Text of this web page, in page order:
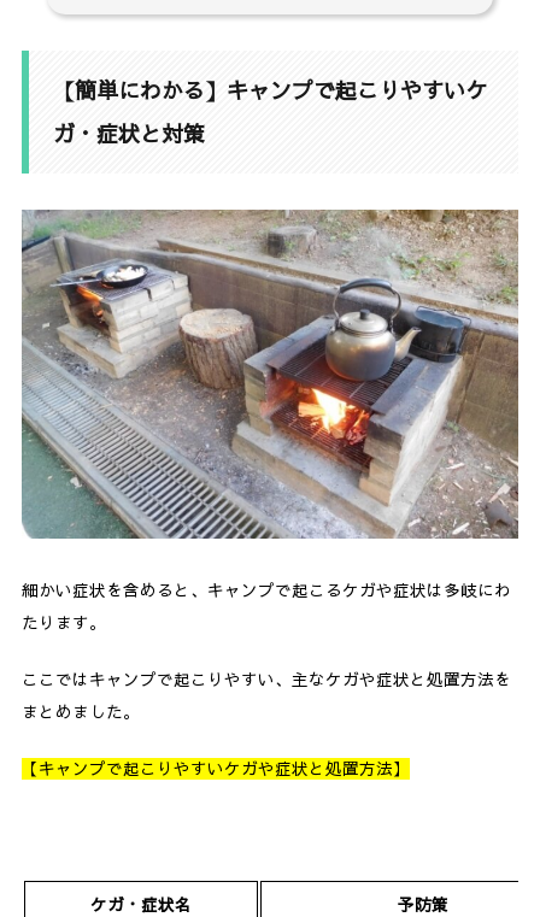
1. 【簡単にわかる】キャンプで起こりやすいケガ・
1-1. 切り傷やすり傷
1-2. やけど
1-4. 鼻血
1-5. 便秘
1-6. 熱中症
1-7. 低体温症
1-8. 一酸化炭素中毒
2. キャンプで注意したい植物や生き物
2-1. ウルシ
2-2. 山菜やキノコ
2-4. ハチ
2-6. クマ
【簡単にわかる】キャンプで起こりやすいケ
ガ・症状と対策
細かい症状を含めると、キャンプで起こるケガや症状は多岐にわ
たります。
ここではキャンプで起こりやすい、主なケガや症状と処置方法を
まとめました。
【キャンプで起こりやすいケガや症状と処置方法】
ケガ・症状名 予防策